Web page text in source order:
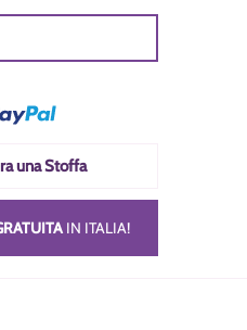
una Stoffa
IN ITALIA!